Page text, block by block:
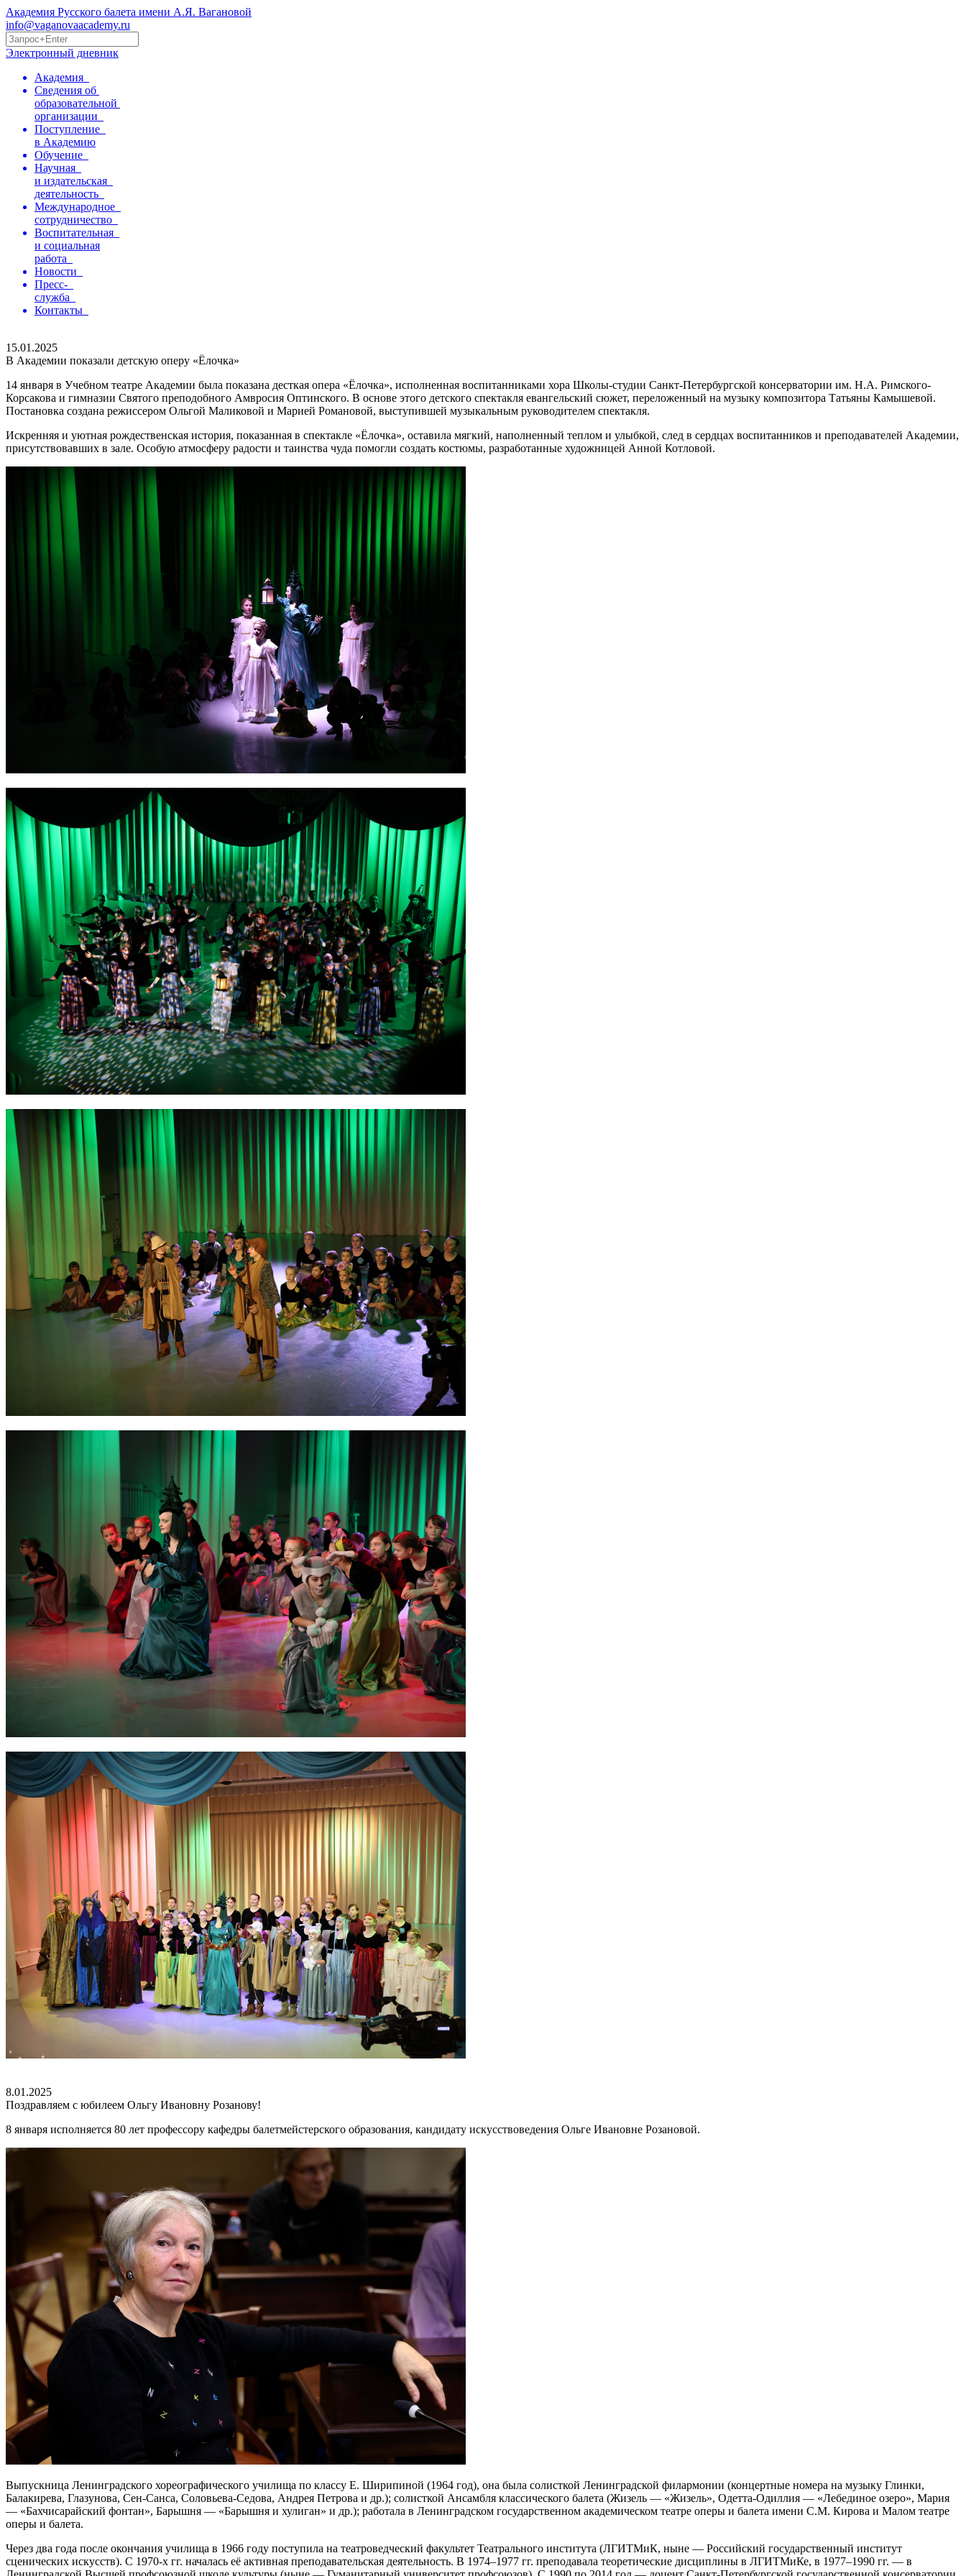
Академия Русского балета имени А.Я. Вагановой
info@vaganovaacademy.ru
Электронный дневник
Академия
Сведения об
образовательной
организации
Поступление
в Академию
Обучение
Научная
и издательская
деятельность
Международное
сотрудничество
Воспитательная
и социальная
работа
Новости
Пресс-
служба
Контакты
15.01.2025
В Академии показали детскую оперу «Ёлочка»
14 января в Учебном театре Академии была показана десткая опера «Ёлочка», исполненная воспитанниками хора Школы-студии Санкт-Петербургской консерватории им. Н.А. Римского-
Корсакова и гимназии Святого преподобного Амвросия Оптинского. В основе этого детского спектакля евангельский сюжет, переложенный на музыку композитора Татьяны Камышевой.
Постановка создана режиссером Ольгой Маликовой и Марией Романовой, выступившей музыкальным руководителем спектакля.
Искренняя и уютная рождественская история, показанная в спектакле «Ёлочка», оставила мягкий, наполненный теплом и улыбкой, след в сердцах воспитанников и преподавателей Академии,
присутствовавших в зале. Особую атмосферу радости и таинства чуда помогли создать костюмы, разработанные художницей Анной Котловой.
8.01.2025
Поздравляем с юбилеем Ольгу Ивановну Розанову!
8 января исполняется 80 лет профессору кафедры балетмейстерского образования, кандидату искусствоведения Ольге Ивановне Розановой.
Выпускница Ленинградского хореографического училища по классу Е. Ширипиной (1964 год), она была солисткой Ленинградской филармонии (концертные номера на музыку Глинки,
Балакирева, Глазунова, Сен-Санса, Соловьева-Седова, Андрея Петрова и др.); солисткой Ансамбля классического балета (Жизель — «Жизель», Одетта-Одиллия — «Лебединое озеро», Мария
— «Бахчисарайский фонтан», Барышня — «Барышня и хулиган» и др.); работала в Ленинградском государственном академическом театре оперы и балета имени С.М. Кирова и Малом театре
оперы и балета.
Через два года после окончания училища в 1966 году поступила на театроведческий факультет Театрального института (ЛГИТМиК, ныне — Российский государственный институт
сценических искусств). С 1970-х гг. началась её активная преподавательская деятельность. В 1974–1977 гг. преподавала теоретические дисциплины в ЛГИТМиКе, в 1977–1990 гг. — в